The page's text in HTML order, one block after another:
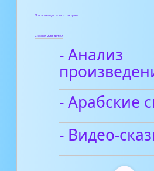
Пословицы и поговорки
Сказки для детей
- Анализ
- Арабские
- Видео-